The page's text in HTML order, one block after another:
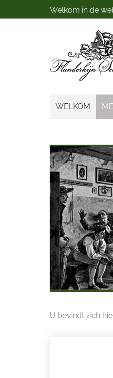
Welkom in de
WELKOM
U bevindt zich